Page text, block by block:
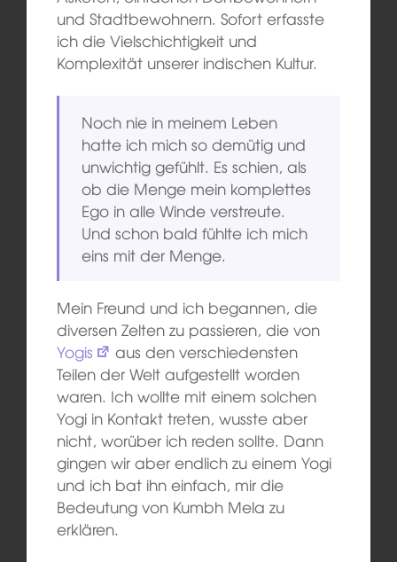
und Stadtbewohnern. Sofort erfasste
ich die Vielschichtigkeit und
Komplexität unserer indischen Kultur.
Noch nie in meinem Leben
hatte ich mich so demütig und
unwichtig gefühlt. Es schien, als
ob die Menge mein komplettes
Ego in alle Winde verstreute.
Und schon bald fühlte ich mich
eins mit der Menge.
Mein Freund und ich begannen, die
diversen Zelten zu passieren, die von
Yogis
aus den verschiedensten
Teilen der Welt aufgestellt worden
waren. Ich wollte mit einem solchen
Yogi in Kontakt treten, wusste aber
nicht, worüber ich reden sollte. Dann
gingen wir aber endlich zu einem Yogi
und ich bat ihn einfach, mir die
Bedeutung von Kumbh Mela zu
erklären.